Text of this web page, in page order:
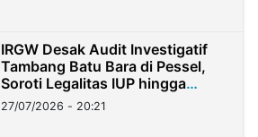
IRGW Desak Audit Investigatif
Tambang Batu Bara di Pessel,
Soroti Legalitas IUP hingga
Stockpile
27/07/2026 - 20:21